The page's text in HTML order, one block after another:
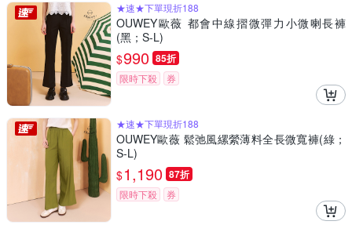
★速★下單現折188
OUWEY歐薇 都會中線摺微彈力小微喇長褲
(黑；S-L)
$990 85折
限時下殺 券
★速★下單現折188
OUWEY歐薇 鬆弛風縲縈薄料全長微寬褲(綠；
S-L)
$1,190 87折
限時下殺 券